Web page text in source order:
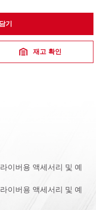
기
재고 확인
이버용 액세서리 및 예
이버용 액세서리 및 예